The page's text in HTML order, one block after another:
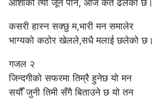
आशाको त्यो जून पनि, आज कतै ढलेको छ।
कसरी हास्न सक्छु म,भारी मन समालेर
भाग्यको कठोर खेलले,सधै मलाई छलेको छ।
गजल २
जिन्दगीको सफरमा तिम्रै हुनेछ यो मन
सयौँ जुनी तिमी सँगै बिताउने छ यो तन